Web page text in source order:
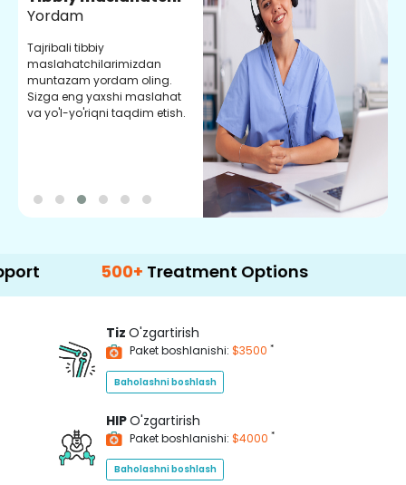
Yordam
Tajribali tibbiy
maslahatchilarimizdan
muntazam yordam oling.
Sizga eng yaxshi maslahat
va yo'l-yo'riqni taqdim etish.
500+ Treatment Options
Tiz O'zgartirish
Paket boshlanishi: $3500 *
Baholashni boshlash
HIPO'zgartirish
Paket boshlanishi: $4000 *
Baholashni boshlash